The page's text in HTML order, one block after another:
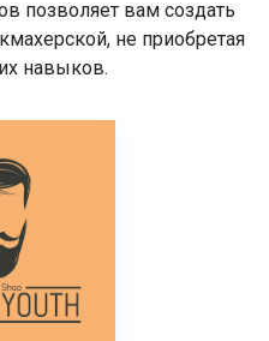
позволяет вам создать
не приобретая
навыков.